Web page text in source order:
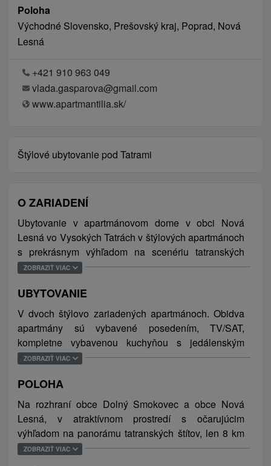
Poloha
Východné Slovensko, Prešovský kraj, Poprad, Nová
Lesná
+421 910 963 049
vlada.gasparova@gmail.com
www.apartmantilia.sk/
Štýlové ubytovanie pod Tatrami
O ZARIADENÍ
Ubytovanie v apartmánovom dome v obci Nová
Lesná vo Vysokých Tatrách v štýlových apartmánoch
s prekrásnym výhľadom na scenériu tatranských
štítov. K dispozícii je hosťom bezplatné WiFi
záhrada. Objekt je bez výťahu.
Okolie a Vysoké Tatry poskytujú návštevníkom
bohaté možnosti výletov a aktívneho športového
vyžitia v každom ročnom období. Na svoje si tu
zaručene prídu všetci nadšenci prírody,
vysokohorských túr, lyžovania, milovníci histórie a
kultúry, ale i aquaparkov. Prostredie je ideálne nielen
pre rodiny s deťmi, ale pre všetkých aktívnych i
pasívnych návštevníkov a milovníkov Tatier.
ZOBRAZIŤ VIAC
UBYTOVANIE
V dvoch štýlovo zariadených apartmánoch. Obidva
apartmány sú vybavené posedením, TV/SAT,
kompletne vybavenou kuchyňou s jedálenským
sedením a sociálnym zariadením (sprchový kút,
Deluxe sú 4 osoby a štúdia Deluxe taktiež 4 osoby.
ZOBRAZIŤ VIAC
POLOHA
Na rozhraní obce Dolný Smokovec a obce Nová
Lesná, v atraktívnom prostredí s očarujúcim
výhľadom na panorámu tatranských štítov, len 8 km
od podtatranského mesta Poprad s celoročne
ZOBRAZIŤ VIAC